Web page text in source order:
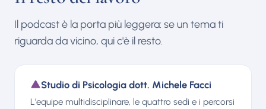
Il podcast è la porta più leggera: se un tema ti
riguarda da vicino, qui c'è il resto.
Studio di Psicologia dott. Michele Facci
L'equipe multidisciplinare, le quattro sedi e i percorsi